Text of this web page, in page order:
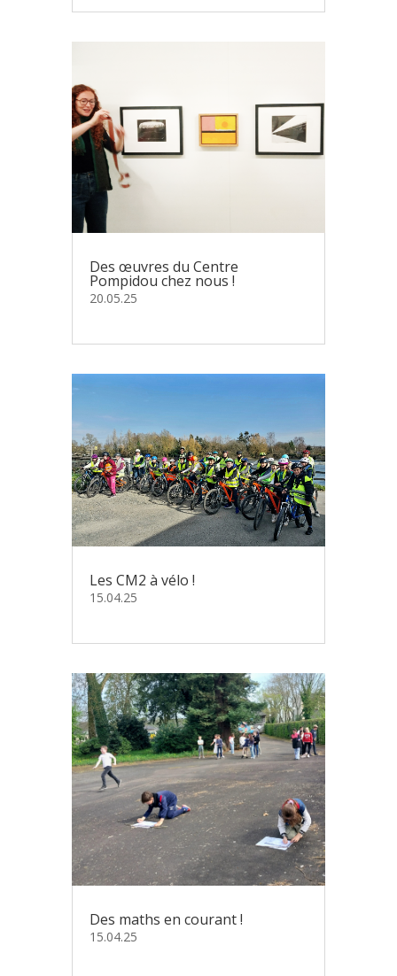
Des œuvres du Centre
Pompidou chez nous !
20.05.25
Les CM2 à vélo !
15.04.25
Des maths en courant !
15.04.25